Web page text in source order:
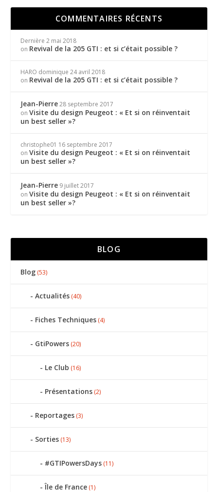
COMMENTAIRES RÉCENTS
Dernière 2 mai 2018
on Revival de la 205 GTI : et si c’était possible ?
HARO dominique 24 avril 2018
on Revival de la 205 GTI : et si c’était possible ?
Jean-Pierre 28 septembre 2017
onVisite du design Peugeot : « Et si on réinventait
un best seller »?
christophe01 16 septembre 2017
onVisite du design Peugeot : « Et si on réinventait
un best seller »?
Jean-Pierre 9 juillet 2017
onVisite du design Peugeot : « Et si on réinventait
un best seller »?
BLOG
Blog (53)
Actualités (40)
Fiches Techniques (4)
GtiPowers (20)
Le Club (16)
Présentations (2)
Reportages (3)
Sorties (13)
#GTIPowersDays (11)
Île de France (1)